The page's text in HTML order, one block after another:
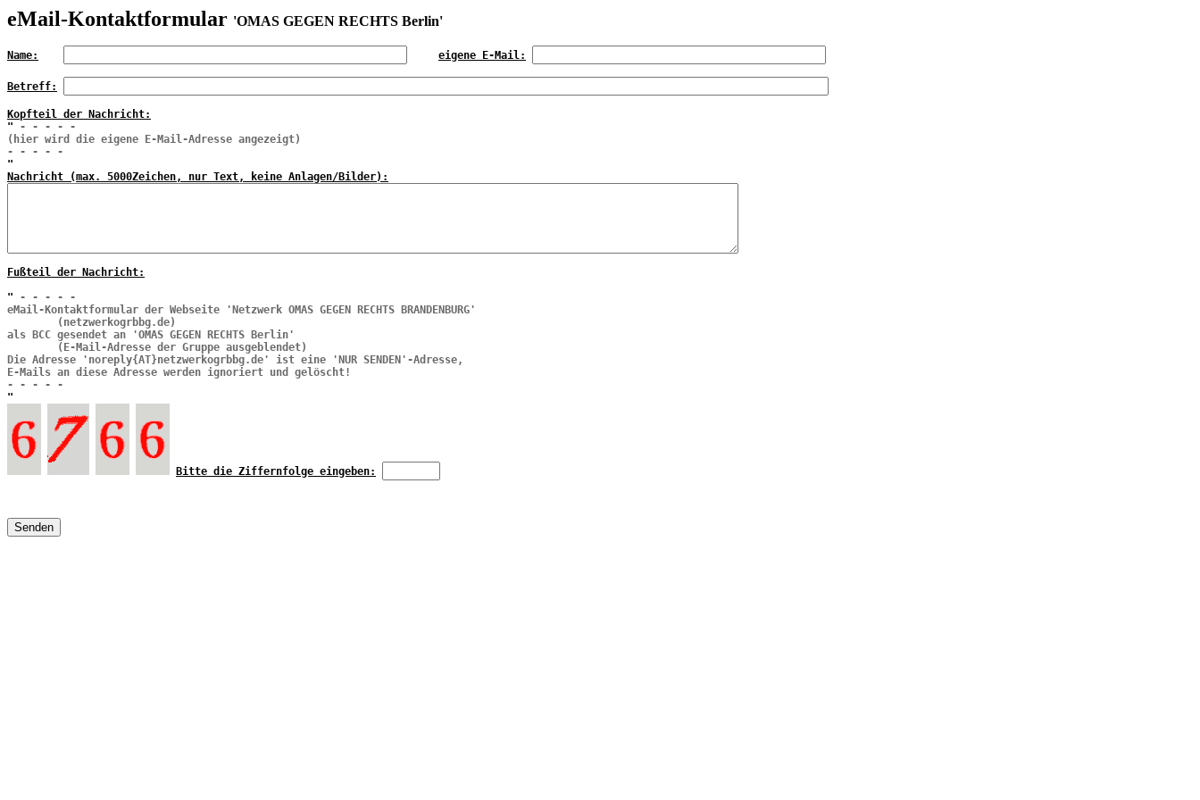
eMail-Kontaktformular 'OMAS GEGEN RECHTS Berlin'
Name: eigene E-Mail:
Betreff:
Kopfteil der Nachricht:
" - - - - -
(hier wird die eigene E-Mail-Adresse angezeigt)
- - - - -
"
Nachricht (max. 5000Zeichen, nur Text, keine Anlagen/Bilder):
Fußteil der Nachricht:
" - - - - -
eMail-Kontaktformular der Webseite 'Netzwerk OMAS GEGEN RECHTS BRANDENBURG'
(netzwerkogrbbg.de)
als BCC gesendet an 'OMAS GEGEN RECHTS Berlin'
(E-Mail-Adresse der Gruppe ausgeblendet)
Die Adresse 'noreply{AT}netzwerkogrbbg.de' ist eine 'NUR SENDEN'-Adresse,
E-Mails an diese Adresse werden ignoriert und gelöscht!
- - - - -
"
Bitte die Ziffernfolge eingeben:
Senden